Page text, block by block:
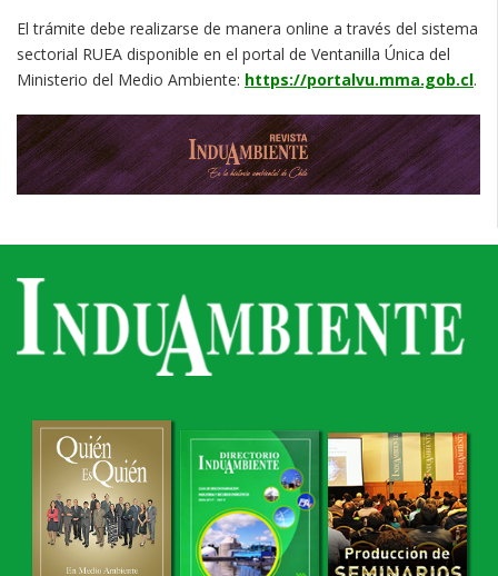
El trámite debe realizarse de manera online a través del sistema
sectorial RUEA disponible en el portal de Ventanilla Única del
Ministerio del Medio Ambiente: https://portalvu.mma.gob.cl.